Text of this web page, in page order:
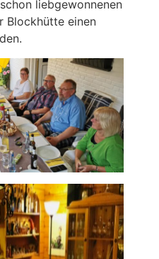
liebgewonnenen
Blockhütte einen